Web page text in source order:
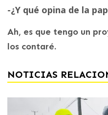
-¿Y qué opina de la
Ah, es que tengo un
los contaré.
NOTICIAS